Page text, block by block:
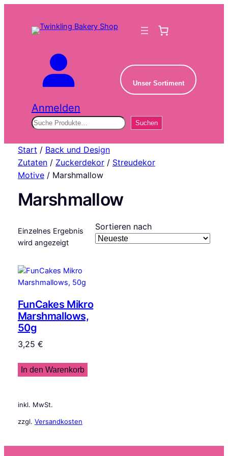
Anmelden
Unser Sortiment
Suchen Suchen
Start / Back und Design
Zutaten/ Zuckerdekor/ Streudekor
Motive/ Marshmallow
Marshmallow
Einzelnes Ergebnis
wird angezeigt
Sortieren nach
FunCakes Mikro
Marshmallows,
50g
3,25 €
In den Warenkorb
inkl. MwSt.
zzgl. Versandkosten